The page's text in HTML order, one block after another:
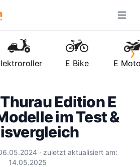
Open
›
E Bike E
Edition E
im Test &
· zuletzt aktualisiert am:
14.05.2025